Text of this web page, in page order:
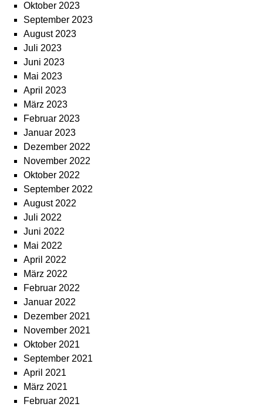
Oktober 2023
September 2023
August 2023
Juli 2023
Juni 2023
Mai 2023
April 2023
März 2023
Februar 2023
Januar 2023
Dezember 2022
November 2022
Oktober 2022
September 2022
August 2022
Juli 2022
Juni 2022
Mai 2022
April 2022
März 2022
Februar 2022
Januar 2022
Dezember 2021
November 2021
Oktober 2021
September 2021
April 2021
März 2021
Februar 2021